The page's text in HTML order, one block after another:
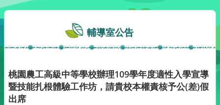
輔導室公告
桃園農工高級中等學校辦理109學年度適性入學宣導
暨技能扎根體驗工作坊，請貴校本權責核予公(差)假
出席